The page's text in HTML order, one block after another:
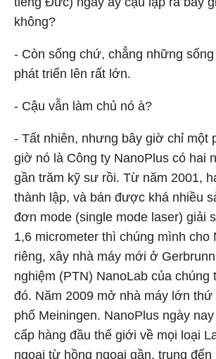
không?
- Còn sống chứ, chẳng những
phát triển lên rất lớn.
- Cậu vẫn làm chủ nó à?
- Tất nhiên, nhưng bây giờ chỉ một
giờ nó là Công ty NanoPlus có hai
gần trăm kỹ sư rồi. Từ năm 2001,
thành lập, và bán được khá nhiều
đơn mode (single mode laser) giải
1,6 micrometer thì chúng mình cho
riêng, xây nhà máy mới ở
nghiệm (PTN) NanoLab của chúng
đó. Năm 2009 mở nhà máy lớn thứ
phố Meiningen. NanoPlus ngày
cấp hàng đầu thế giới về mọi loại
ngoại từ hồng ngoại gần, trung đến